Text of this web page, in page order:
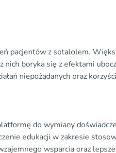
pacjentów z sotalolem.
boryka się z efektami
niepożądanych oraz korzyści
do wymiany
edukacji w zakresie
wsparcia oraz